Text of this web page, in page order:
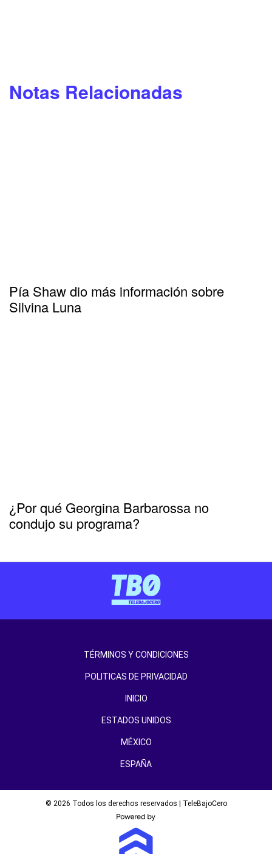
Notas Relacionadas
Pía Shaw dio más información sobre
Silvina Luna
¿Por qué Georgina Barbarossa no
condujo su programa?
TÉRMINOS Y CONDICIONES
POLITICAS DE PRIVACIDAD
INICIO
ESTADOS UNIDOS
MÉXICO
ESPAÑA
© 2026 Todos los derechos reservados | TeleBajoCero